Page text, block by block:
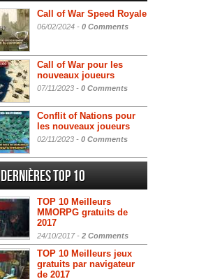
Call of War Speed Royale
06/02/2024 - 0 Comments
Call of War pour les
nouveaux joueurs
07/11/2023 - 0 Comments
Conflit of Nations pour
les nouveaux joueurs
02/11/2023 - 0 Comments
Dernières Top 10
TOP 10 Meilleurs
MMORPG gratuits de
2017
24/10/2017 - 2 Comments
TOP 10 Meilleurs jeux
gratuits par navigateur
de 2017